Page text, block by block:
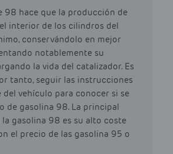
98 hace que la producción de
interior de los cilindros del
conservándolo en mejor
notablemente su
la vida del catalizador. Es
tanto, seguir las instrucciones
vehículo para conocer si se
de gasolina 98. La principal
la gasolina 98 es su alto coste
el precio de las gasolina 95 o